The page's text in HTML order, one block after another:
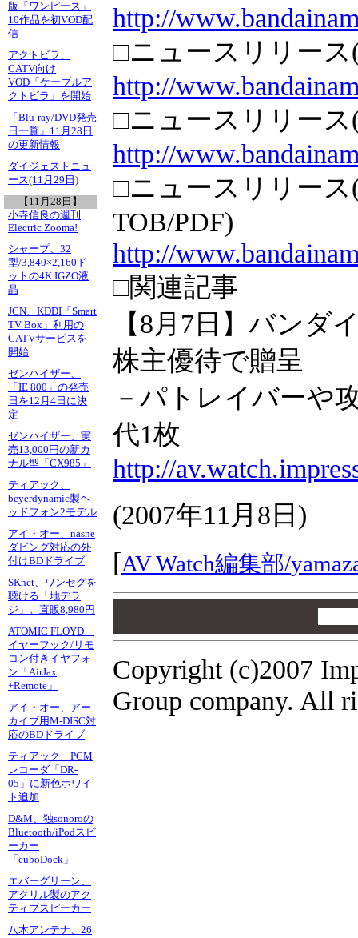
版「ワンピース」
10作品を初VOD配
信
アクトビラ、
CATV向け
VOD「ケーブルア
クトビラ」を開始
「Blu-ray/DVD発売
日一覧」11月28日
の更新情報
ダイジェストニュ
ース(11月29日)
【11月28日】
小寺信良の週刊
Electric Zooma!
シャープ、32
型/3,840×2,160ド
ットの4K IGZO液
晶
JCN、KDDI「Smart
TV Box」利用の
CATVサービスを
開始
ゼンハイザー、
「IE 800」の発売
日を12月4日に決
定
ゼンハイザー、実
売13,000円の新カ
ナル型「CX985」
ティアック、
beyerdynamic製ヘ
ッドフォン2モデル
アイ・オー、nasne
ダビング対応の外
付けBDドライブ
SKnet、ワンセグを
聴ける「地デラ
ジ」。直販8,980円
ATOMIC FLOYD、
イヤーフック/リモ
コン付きイヤフォ
ン「AirJax
+Remote」
アイ・オー、アー
カイブ用M-DISC対
応のBDドライブ
ティアック、PCM
レコーダ「DR-
05」に新色ホワイ
ト追加
D&M、独sonoroの
Bluetooth/iPodスピ
ーカー
「cuboDock」
エバーグリーン、
アクリル製のアク
ティブスピーカー
八木アンテナ、26
http://
□ニュースリリー
http://
□ニュースリリー
http://
□ニュースリリー
TOB/PDF)
http://
□関連記事
【8月7日】バンダ
株主優待で贈呈
－パトレイバーや
代1枚
http://
(2007年11月8日)
[AV Watch編集部/
Copyright (c)2007
Group company. All